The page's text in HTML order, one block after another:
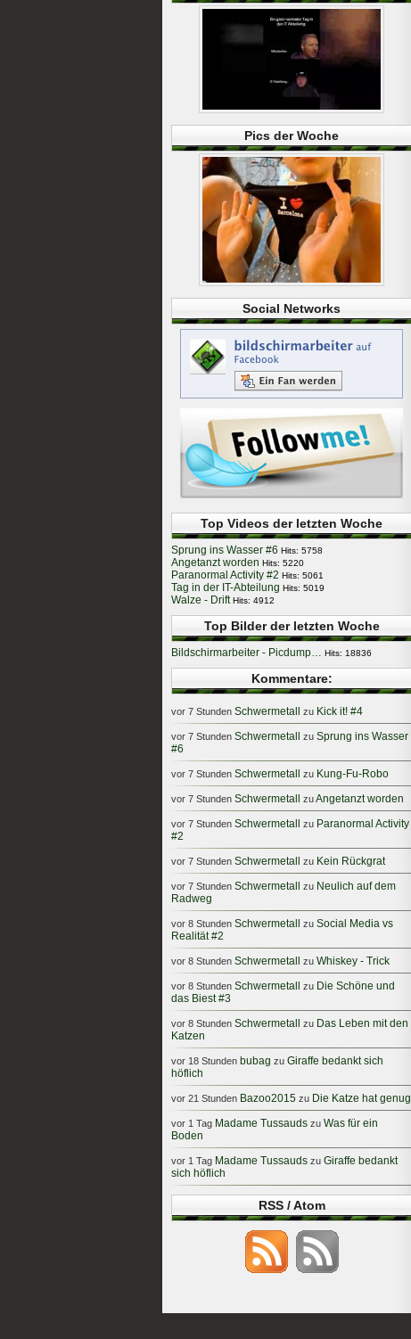
Pics der Woche
Social Networks
Top Videos der letzten Woche
Sprung ins Wasser #6 Hits: 5758
Angetanzt worden Hits: 5220
Paranormal Activity #2 Hits: 5061
Tag in der IT-Abteilung Hits: 5019
Walze - Drift Hits: 4912
Top Bilder der letzten Woche
Bildschirmarbeiter - Picdump… Hits: 18836
Kommentare:
vor 7 Stunden Schwermetall zu Kick it! #4
vor 7 Stunden Schwermetall zu Sprung ins Wasser
#6
vor 7 Stunden Schwermetall zu Kung-Fu-Robo
vor 7 Stunden Schwermetall zuAngetanzt worden
vor 7 Stunden Schwermetall zu Paranormal Activity
#2
vor 7 Stunden Schwermetall zu Kein Rückgrat
vor 7 Stunden Schwermetall zu Neulich auf dem
Radweg
vor 8 Stunden Schwermetall zu Social Media vs
Realität #2
vor 8 Stunden Schwermetall zu Whiskey - Trick
vor 8 Stunden Schwermetall zu Die Schöne und
das Biest #3
vor 8 Stunden Schwermetall zu Das Leben mit den
Katzen
vor 18 Stunden bubag zu Giraffe bedankt sich
höflich
vor 21 Stunden Bazoo2015 zu Die Katze hat genug
vor 1 Tag Madame Tussauds zu Was für ein
Boden
vor 1 Tag Madame Tussauds zu Giraffe bedankt
sich höflich
RSS / Atom